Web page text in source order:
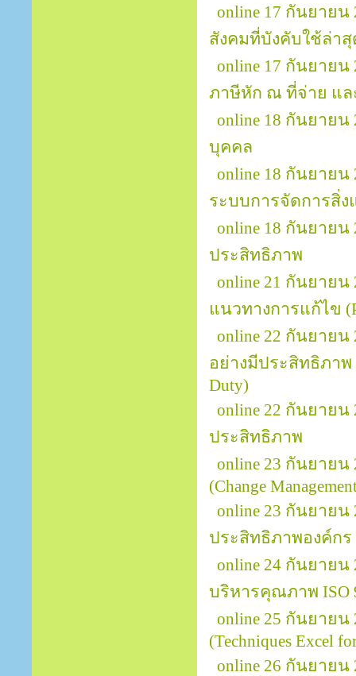
online 17 กันยาย
สังคมที่บังคับใช้ล่าสุ
online 17 กันยาย
ภาษีหัก ณ ที่จ่าย แล
online 18 กันยาย
บุคคล
online 18 กันยายน
ระบบการจัดการสิ่ง
online 18 กันยายน
ประสิทธิภาพ
online 21 กันยาย
แนวทางการแก้ไข
online 22 กันยาย
อย่างมีประสิทธิภาพ
Duty)
online 22 กันยาย
ประสิทธิภาพ
online 23 กันยาย
(Change
online 23 กันยาย
ประสิทธิภาพองค์กร
online 24 กันยาย
บริหารคุณภาพ ISO
online 25 กันยายน
(Techniques Excel
online 26 กันยายน